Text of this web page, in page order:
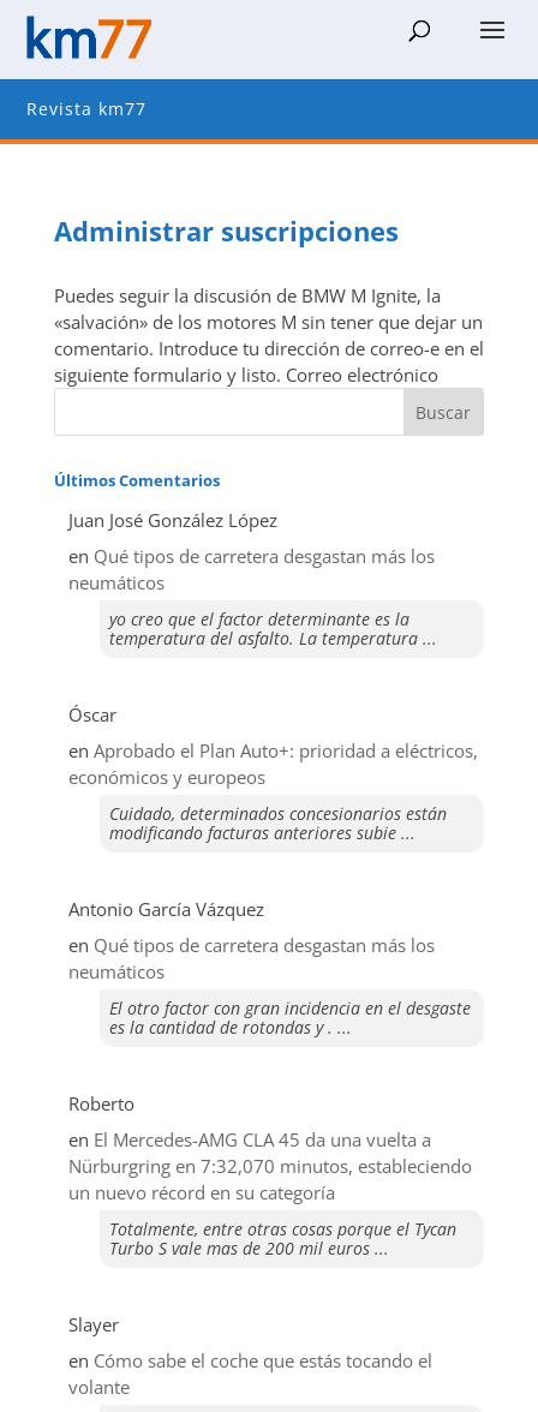
Revista km77
Administrar suscripciones
Puedes seguir la discusión de BMW M Ignite, la
«salvación» de los motores M sin tener que dejar un
comentario. Introduce tu dirección de correo-e en el
siguiente formulario y listo. Correo electrónico
Últimos Comentarios
Juan José González López
en Qué tipos de carretera desgastan más los
neumáticos
yo creo que el factor determinante es la
temperatura del asfalto. La temperatura ...
Óscar
en Aprobado el Plan Auto+: prioridad a eléctricos,
económicos y europeos
Cuidado, determinados concesionarios están
modificando facturas anteriores subie ...
Antonio García Vázquez
en Qué tipos de carretera desgastan más los
neumáticos
El otro factor con gran incidencia en el desgaste
es la cantidad de rotondas y . ...
Roberto
en El Mercedes-AMG CLA 45 da una vuelta a
Nürburgring en 7:32,070 minutos, estableciendo
un nuevo récord en su categoría
Totalmente, entre otras cosas porque el Tycan
Turbo S vale mas de 200 mil euros ...
Slayer
en ​Cómo sabe el coche que estás tocando el
volante